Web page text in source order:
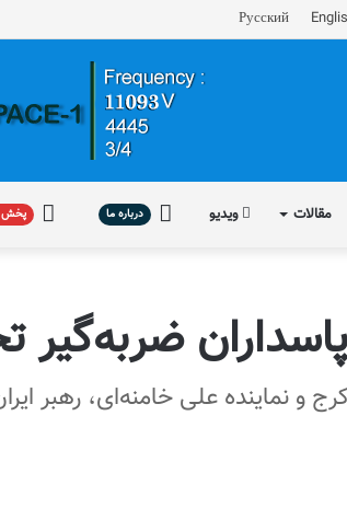
Русский
مقالات ویدیو درباره
درباره ما پخش
پخش
ضربه‌گیر
علی خامنه‌ای، رهبر